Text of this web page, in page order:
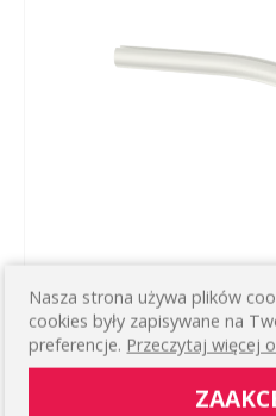
ŁUK PRZELOTOWY 90 STOPNI
WSPORNIKÓW ŚCIENNYCH
PROFILI Ø19 MM
Nasza strona używa plików
cookies były zapisywane na
preferencje. Przeczytaj więcej